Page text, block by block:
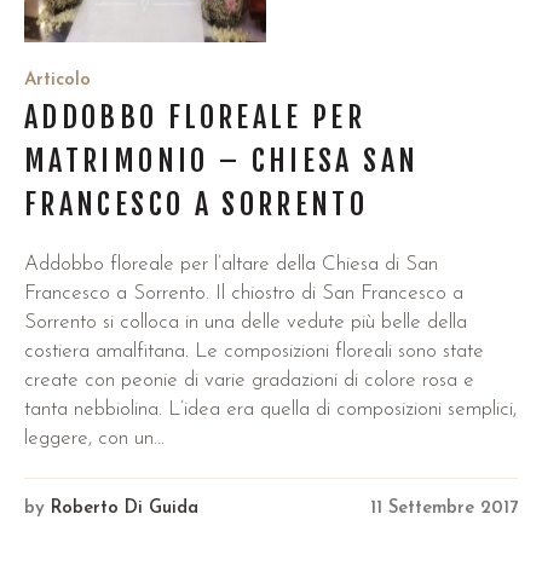
Articolo
ADDOBBO FLOREALE PER
MATRIMONIO – CHIESA SAN
FRANCESCO A SORRENTO
Addobbo floreale per l’altare della Chiesa di San
Francesco a Sorrento. Il chiostro di San Francesco a
Sorrento si colloca in una delle vedute più belle della
costiera amalfitana. Le composizioni floreali sono state
create con peonie di varie gradazioni di colore rosa e
tanta nebbiolina. L’idea era quella di composizioni semplici,
leggere, con un...
11 Settembre 2017
by Roberto Di Guida